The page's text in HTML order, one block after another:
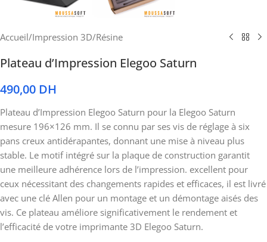
Accueil/Impression 3D/Résine
Plateau d’Impression Elegoo Saturn
490,00 DH
Plateau d’Impression Elegoo Saturn pour la Elegoo Saturn
mesure 196×126 mm. Il se connu par ses vis de réglage à six
pans creux antidérapantes, donnant une mise à niveau plus
stable. Le motif intégré sur la plaque de construction garantit
une meilleure adhérence lors de l’impression. excellent pour
ceux nécessitant des changements rapides et efficaces, il est livré
avec une clé Allen pour un montage et un démontage aisés des
vis. Ce plateau améliore significativement le rendement et
l’efficacité de votre imprimante 3D Elegoo Saturn.